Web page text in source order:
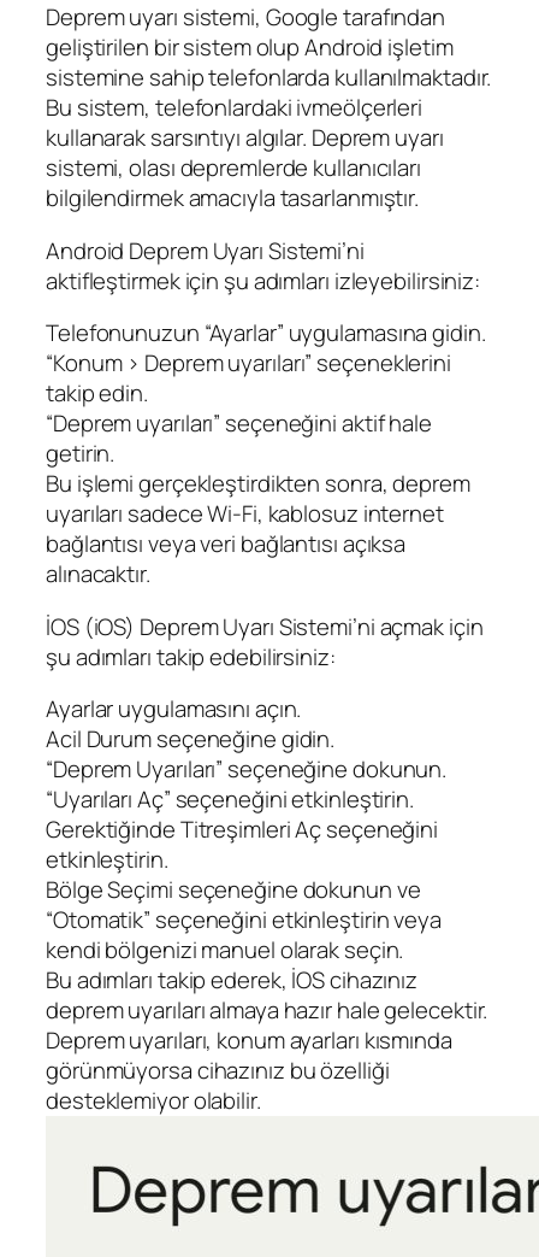
Deprem uyarı sistemi, Google tarafından
geliştirilen bir sistem olup Android işletim
sistemine sahip telefonlarda kullanılmaktadır.
Bu sistem, telefonlardaki ivmeölçerleri
kullanarak sarsıntıyı algılar. Deprem uyarı
sistemi, olası depremlerde kullanıcıları
bilgilendirmek amacıyla tasarlanmıştır.
Android Deprem Uyarı Sistemi’ni
aktifleştirmek için şu adımları izleyebilirsiniz:
Telefonunuzun “Ayarlar” uygulamasına gidin.
“Konum > Deprem uyarıları” seçeneklerini
takip edin.
“Deprem uyarıları” seçeneğini aktif hale
getirin.
Bu işlemi gerçekleştirdikten sonra, deprem
uyarıları sadece Wi-Fi, kablosuz internet
bağlantısı veya veri bağlantısı açıksa
alınacaktır.
İOS (iOS) Deprem Uyarı Sistemi’ni açmak için
şu adımları takip edebilirsiniz:
Ayarlar uygulamasını açın.
Acil Durum seçeneğine gidin.
“Deprem Uyarıları” seçeneğine dokunun.
“Uyarıları Aç” seçeneğini etkinleştirin.
Gerektiğinde Titreşimleri Aç seçeneğini
etkinleştirin.
Bölge Seçimi seçeneğine dokunun ve
“Otomatik” seçeneğini etkinleştirin veya
kendi bölgenizi manuel olarak seçin.
Bu adımları takip ederek, İOS cihazınız
deprem uyarıları almaya hazır hale gelecektir.
Deprem uyarıları, konum ayarları kısmında
görünmüyorsa cihazınız bu özelliği
desteklemiyor olabilir.